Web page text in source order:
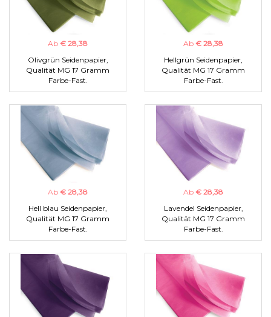
Ab € 28,38
Olivgrün Seidenpapier,
Qualität MG 17 Gramm
Farbe-Fast.
Ab € 28,38
Hellgrün Seidenpapier,
Qualität MG 17 Gramm
Farbe-Fast.
Ab € 28,38
Hell blau Seidenpapier,
Qualität MG 17 Gramm
Farbe-Fast.
Ab € 28,38
Lavendel Seidenpapier,
Qualität MG 17 Gramm
Farbe-Fast.